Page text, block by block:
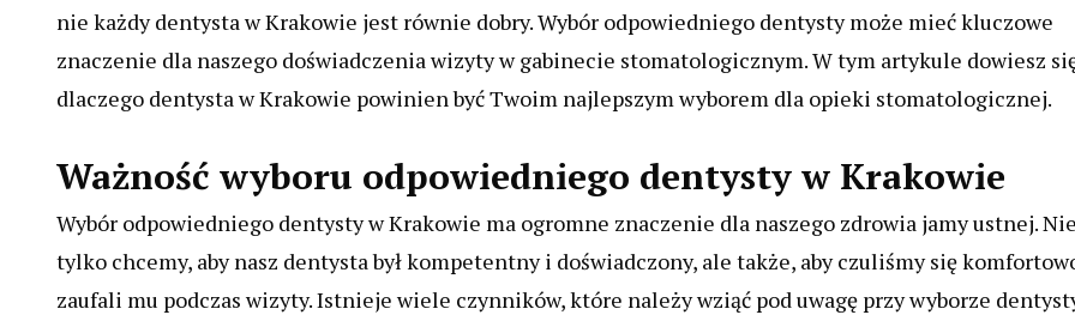
nie każdy dentysta w Krakowie jest równie dobry. Wybór odpowiedniego dentysty może mieć kluczowe
znaczenie dla naszego doświadczenia wizyty w gabinecie stomatologicznym. W tym artykule dowiesz
dlaczego dentysta w Krakowie powinien być Twoim najlepszym wyborem dla opieki stomatologicznej.
Ważność wyboru odpowiedniego dentysty w Krakowie
Wybór odpowiedniego dentysty w Krakowie ma ogromne znaczenie dla naszego zdrowia jamy ustnej. Nie
tylko chcemy, aby nasz dentysta był kompetentny i doświadczony, ale także, aby czuliśmy się
zaufali mu podczas wizyty. Istnieje wiele czynników, które należy wziąć pod uwagę przy wyborze